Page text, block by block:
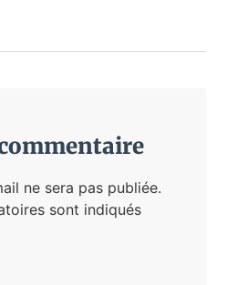
ne sera pas publiée.
sont indiqués